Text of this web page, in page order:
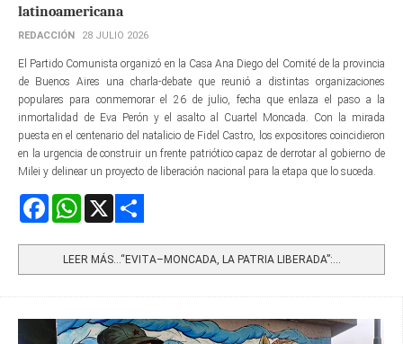
latinoamericana
REDACCIÓN 28 JULIO 2026
El Partido Comunista organizó en la Casa Ana Diego del Comité de la provincia
de Buenos Aires una charla-debate que reunió a distintas organizaciones
populares para conmemorar el 26 de julio, fecha que enlaza el paso a la
inmortalidad de Eva Perón y el asalto al Cuartel Moncada. Con la mirada
puesta en el centenario del natalicio de Fidel Castro, los expositores coincidieron
en la urgencia de construir un frente patriótico capaz de derrotar al gobierno de
Milei y delinear un proyecto de liberación nacional para la etapa que lo suceda.
FacebookWhatsApp
LEER MÁS…“EVITA–MONCADA, LA PATRIA LIBERADA”:...